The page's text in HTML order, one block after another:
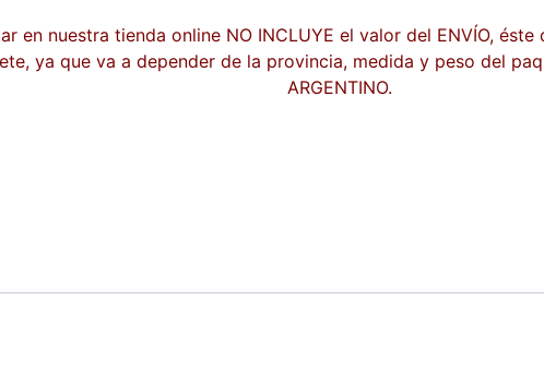
en nuestra tienda online NO INCLUYE el valor del ENVÍO,
ya que va a depender de la provincia, medida y peso del
ARGENTINO.